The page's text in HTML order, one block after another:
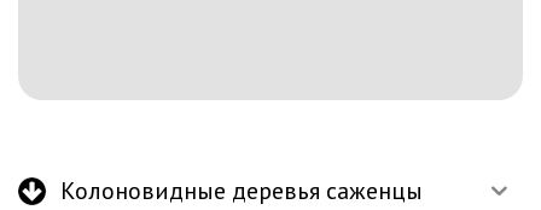
Колоновидные деревья саженцы